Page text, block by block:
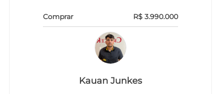
Comprar R$ 3.990.000
Kauan Junkes